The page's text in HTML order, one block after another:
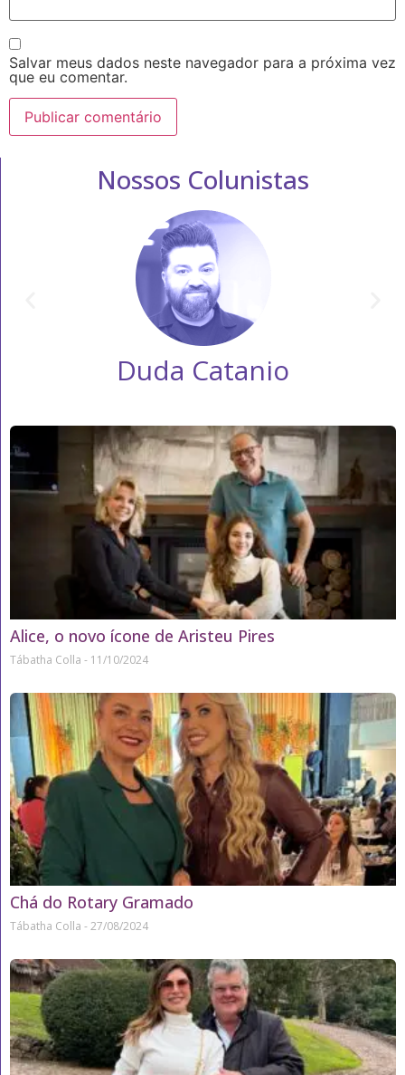
Salvar meus dados neste navegador para a próxima vez
que eu comentar.
Nossos Colunistas
Duda Catanio
Alice, o novo ícone de Aristeu Pires
Tábatha Colla 11/10/2024
Chá do Rotary Gramado
Tábatha Colla 27/08/2024